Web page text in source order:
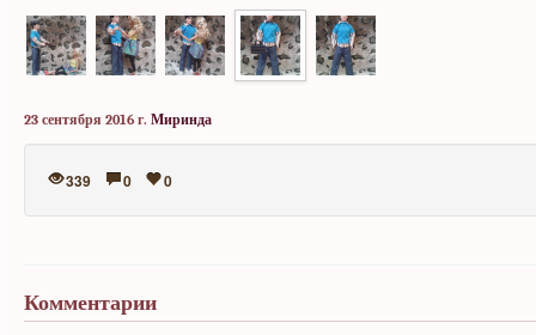
23 сентября 2016 г. Миринда
339 0 0
Комментарии